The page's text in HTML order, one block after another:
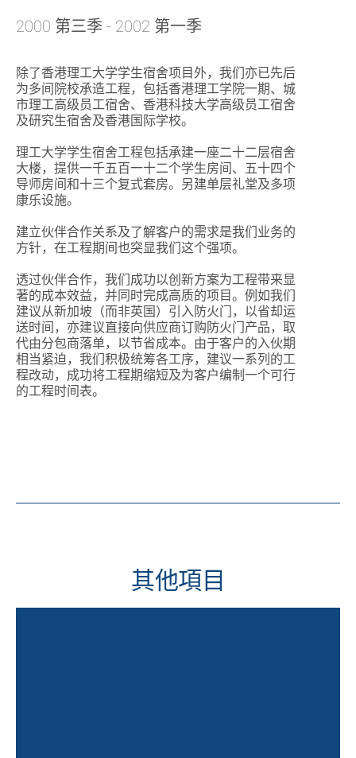
2000 第三季 - 2002 第一季
除了香港理工大学学生宿舍项目外，我们亦已先后
为多间院校承造工程，包括香港理工学院一期、城
市理工高级员工宿舍、香港科技大学高级员工宿舍
及研究生宿舍及香港国际学校。
理工大学学生宿舍工程包括承建一座二十二层宿舍
大楼，提供一千五百一十二个学生房间、五十四个
导师房间和十三个复式套房。另建单层礼堂及多项
康乐设施。
建立伙伴合作关系及了解客户的需求是我们业务的
方针，在工程期间也突显我们这个强项。
透过伙伴合作，我们成功以创新方案为工程带来显
著的成本效益，并同时完成高质的项目。例如我们
建议从新加坡（而非英国）引入防火门，以省却运
送时间，亦建议直接向供应商订购防火门产品，取
代由分包商落单，以节省成本。由于客户的入伙期
相当紧迫，我们积极统筹各工序，建议一系列的工
程改动，成功将工程期缩短及为客户编制一个可行
的工程时间表。
其他項目